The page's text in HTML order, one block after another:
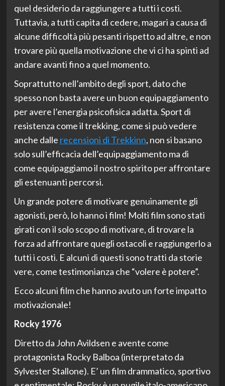
quel desiderio da raggiungere a tutti i costi.
Tuttavia, a tutti capita di cedere, magari a causa di
alcune difficoltà più pesanti rispetto ad altre, e non
trovare più quella motivazione che vi ci ha spinti ad
andare avanti fino a quel momento.
Soprattutto nell’ambito degli sport, dato che
spesso non basta avere un buon equipaggiamento
per avere l’energia psicofisica adatta. Sport di
resistenza come il trekking, come si può vedere
anche dalle recensioni di Trekkinn, non si basano
solo sull’efficacia dell’equipaggiamento ma di
come equipaggiamo il nostro spirito per affrontare
gli estenuanti percorsi.
Un grande potere di motivare genuinamente gli
agonisti, però, lo hanno i film! Molti film sono stati
girati con il solo scopo di motivare, di trovare la
forza ad affrontare quegli ostacoli e raggiungerlo a
tutti i costi. E alcuni di questi sono tratti da storie
vere, come testimonianza che “volere è potere”.
Ecco alcuni film che hanno avuto un forte impatto
motivazionale!
Rocky 1976
Diretto da John Avildsen e avente come
protagonista Rocky Balboa (interpretato da
Sylvester Stallone). E’ un film drammatico, sportivo